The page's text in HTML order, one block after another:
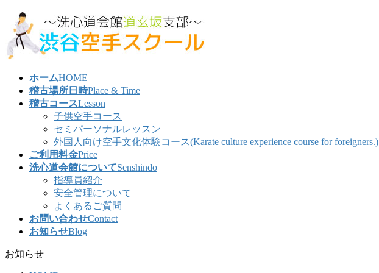
ン
テ
ン
ビ
ゲ
ー
ホームHOME
稽古場所日時Place & Time
稽古コースLesson
子供空手コース
セミパーソナルレッスン
外国人向け空手文化体験コース(Karate culture experience course for foreigners.)
ご利用料金Price
洗心道会館についてSenshindo
指導員紹介
安全管理について
よくあるご質問
お問い合わせContact
お知らせBlog
お知らせ